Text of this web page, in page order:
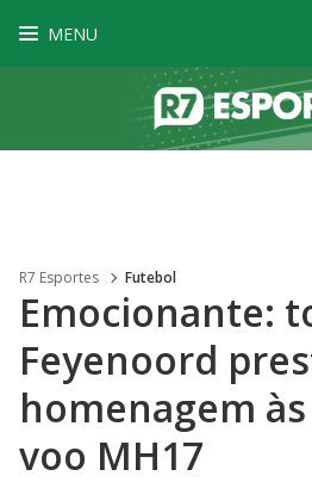
MENU
R7 Esportes Futebol
Emocionante:
Feyenoord
homenagem
voo MH17